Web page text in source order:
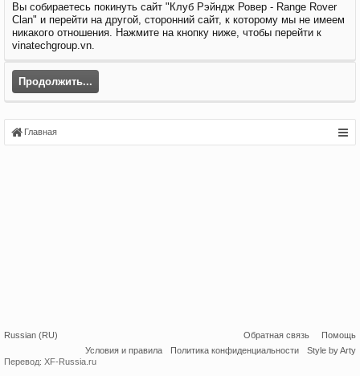
Вы собираетесь покинуть сайт "Клуб Рэйндж Ровер - Range Rover
Clan" и перейти на другой, сторонний сайт, к которому мы не имеем
никакого отношения. Нажмите на кнопку ниже, чтобы перейти к
vinatechgroup.vn.
Продолжить...
Главная
Russian (RU) Обратная связь
Помощь
Условия и правила
Политика конфиденциальности
Style by Arty
Перевод: XF-Russia.ru